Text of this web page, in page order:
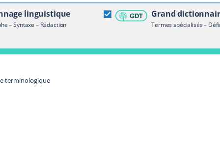
linguistique
– Syntaxe – Rédaction
Grand
Termes spécialisés –
terminologique
terminologique